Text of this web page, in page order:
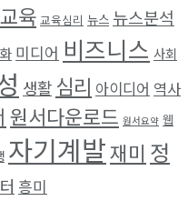
교육 교육심리 뉴스 뉴스분석
미디어 비즈니스 사회
생활 심리 아이디어 역사
원서다운로드 원서요약 웹
자기계발재미 정
흥미